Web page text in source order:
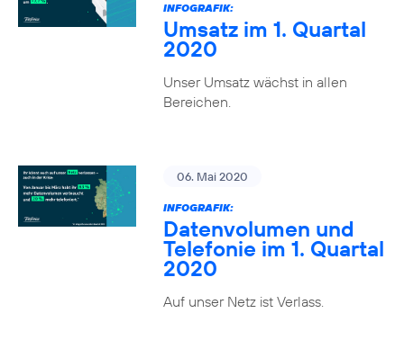
INFOGRAFIK:
Umsatz im 1. Quartal
2020
Unser Umsatz wächst in allen
Bereichen.
06. Mai 2020
INFOGRAFIK:
Datenvolumen und
Telefonie im 1. Quartal
2020
Auf unser Netz ist Verlass.